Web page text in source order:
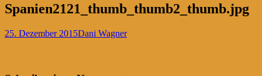
Spanien2121_thumb_thumb2_thumb.jpg
25. Dezember 2015Dani Wagner